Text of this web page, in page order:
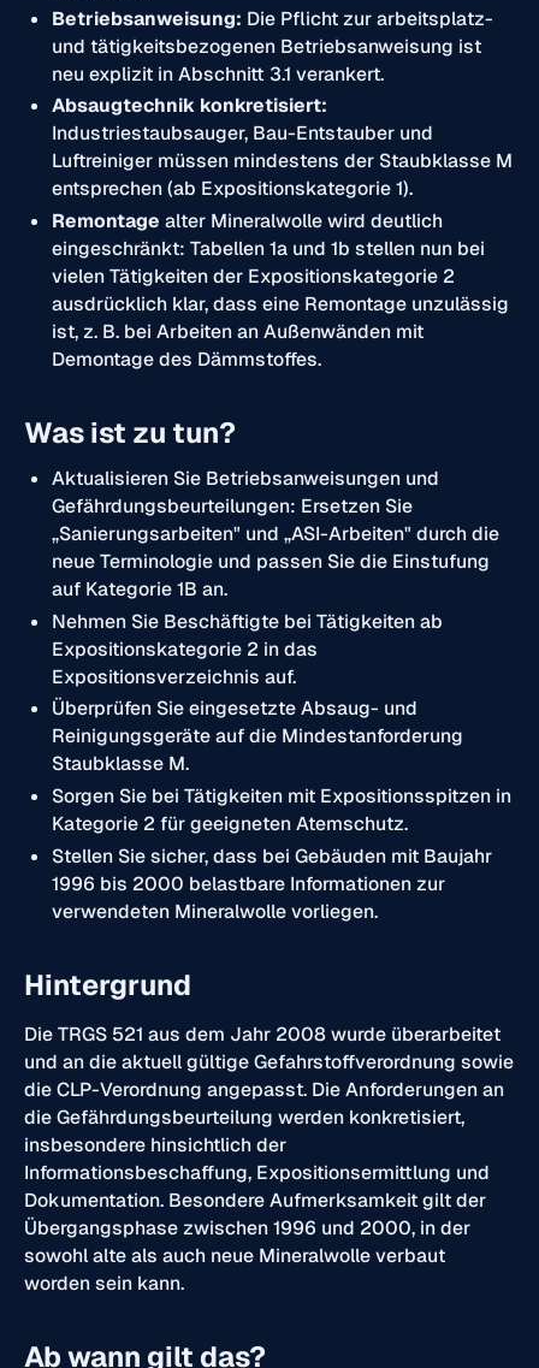
Betriebsanweisung: Die Pflicht zur arbeitsplatz-
und tätigkeitsbezogenen Betriebsanweisung ist
neu explizit in Abschnitt 3.1 verankert.
Absaugtechnik konkretisiert:
Industriestaubsauger, Bau-Entstauber und
Luftreiniger müssen mindestens der Staubklasse M
entsprechen (ab Expositionskategorie 1).
Remontage alter Mineralwolle wird deutlich
eingeschränkt: Tabellen 1a und 1b stellen nun bei
vielen Tätigkeiten der Expositionskategorie 2
ausdrücklich klar, dass eine Remontage unzulässig
ist, z. B. bei Arbeiten an Außenwänden mit
Demontage des Dämmstoffes.
Was ist zu tun?
Aktualisieren Sie Betriebsanweisungen und
Gefährdungsbeurteilungen: Ersetzen Sie
„Sanierungsarbeiten" und „ASI-Arbeiten" durch die
neue Terminologie und passen Sie die Einstufung
auf Kategorie 1B an.
Nehmen Sie Beschäftigte bei Tätigkeiten ab
Expositionskategorie 2 in das
Expositionsverzeichnis auf.
Überprüfen Sie eingesetzte Absaug- und
Reinigungsgeräte auf die Mindestanforderung
Staubklasse M.
Sorgen Sie bei Tätigkeiten mit Expositionsspitzen in
Kategorie 2 für geeigneten Atemschutz.
Stellen Sie sicher, dass bei Gebäuden mit Baujahr
1996 bis 2000 belastbare Informationen zur
verwendeten Mineralwolle vorliegen.
Hintergrund
Die TRGS 521 aus dem Jahr 2008 wurde überarbeitet
und an die aktuell gültige Gefahrstoffverordnung sowie
die CLP-Verordnung angepasst. Die Anforderungen an
die Gefährdungsbeurteilung werden konkretisiert,
insbesondere hinsichtlich der
Informationsbeschaffung, Expositionsermittlung und
Dokumentation. Besondere Aufmerksamkeit gilt der
Übergangsphase zwischen 1996 und 2000, in der
sowohl alte als auch neue Mineralwolle verbaut
worden sein kann.
Ab wann gilt das?